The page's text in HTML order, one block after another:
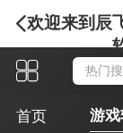
欢迎来到辰
首页 游